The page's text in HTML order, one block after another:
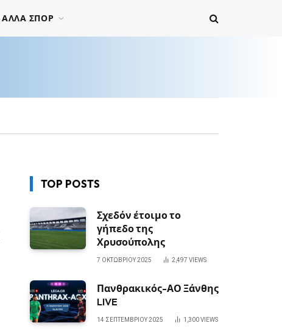
ΑΛΛΑ ΣΠΟΡ
TOP POSTS
Σχεδόν έτοιμο το
γήπεδο της
Χρυσούπολης
7 ΟΚΤΩΒΡΊΟΥ 2025 2,497 VIEWS
Πανθρακικός-ΑΟ Ξάνθης
LIVE
14 ΣΕΠΤΕΜΒΡΊΟΥ 2025 1,300VIEWS